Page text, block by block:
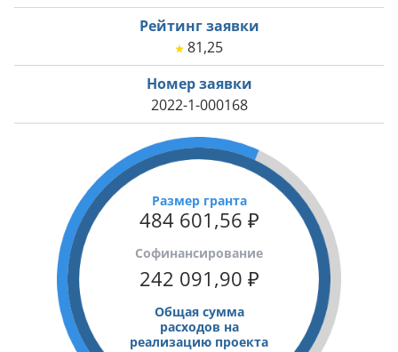
Рейтинг заявки
81,25
Номер заявки
2022-1-000168
Размер гранта
484 601,56 ₽
Cофинансирование
242 091,90 ₽
Общая сумма
расходов на
реализацию проекта